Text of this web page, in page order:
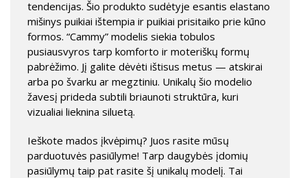
tendencijas. Šio produkto sudėtyje esantis elastano
mišinys puikiai ištempia ir puikiai prisitaiko prie kūno
formos. “Cammy” modelis siekia tobulos
pusiausvyros tarp komforto ir moteriškų formų
pabrėžimo. Jį galite dėvėti ištisus metus — atskirai
arba po švarku ar megztiniu. Unikalų šio modelio
žavesį prideda subtili briaunoti struktūra, kuri
vizualiai lieknina siluetą.
Ieškote mados įkvėpimų? Juos rasite mūsų
parduotuvės pasiūlyme! Tarp daugybės įdomių
pasiūlymų taip pat rasite šį unikalų modelį. Tai